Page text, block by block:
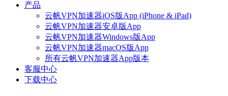
产品
云帆VPN加速器iOS版App (iPhone & iPad)
云帆VPN加速器安卓版App
云帆VPN加速器Windows版App
云帆VPN加速器macOS版App
所有云帆VPN加速器App版本
客服中心
下载中心